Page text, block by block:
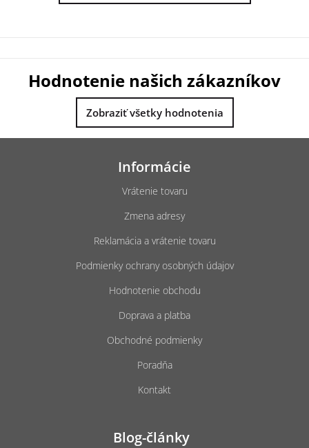
Hodnotenie našich zákazníkov
Zobraziť všetky hodnotenia
Informácie
Vrátenie tovaru
Zmena adresy
Reklamácia a vrátenie tovaru
Podmienky ochrany osobných údajov
Hodnotenie obchodu
Doprava a platba
Obchodné podmienky
Poradňa
Kontakt
Blog-články